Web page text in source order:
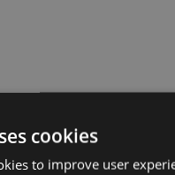
cookies
to improve user